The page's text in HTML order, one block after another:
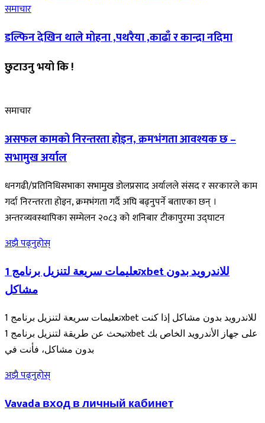
समाचार
डल्फिन देखिन थाले मोहना ,पथरैया ,काढाँ र कान्द्रा नदिमा
छुटाउनु भयो कि !
समाचार
असफल कामको निरन्तरता होइन, क्रमभंगता आवश्यक छ –
सभामुख अर्याल
धनगढी/प्रतिनिधिसभाका सभामुख डोलप्रसाद अर्यालले संसद र सरकारले काम
गर्दा निरन्तरता होइन, क्रमभंगता गर्दै अघि बढ्नुपर्ने बताएका छन् ।
अन्तरव्यवस्थापिका सम्मेलन २०८३ को शनिबार टीकापुरमा उद्घाटन
अझै पढ्नुहोस्
تعليمات سريعة لتنزيل برنامج 1xbet للاندرويد بدون
مشاكل
تعليمات سريعة لتنزيل برنامج 1xbet للاندرويد بدون مشاكل إذا كنت
تبحث عن طريقة لتنزيل برنامج 1xbet على جهاز الأندرويد الخاص بك
بدون مشاكل، فأنت في
अझै पढ्नुहोस्
Vavada вход в личный кабинет